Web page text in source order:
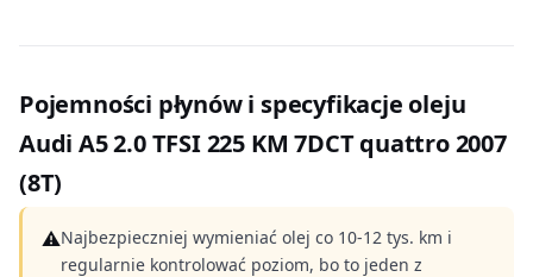
Pojemności płynów i specyfikacje oleju
Audi A5 2.0 TFSI 225 KM 7DCT quattro 2007
(8T)
⚠Najbezpieczniej wymieniać olej co 10-12 tys. km i
regularnie kontrolować poziom, bo to jeden z